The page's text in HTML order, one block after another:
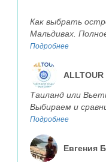
Как выбрать
Мальдивах.
Подробнее
ALLTOUR
Таиланд или
Выбираем и
Подробнее
Евгения